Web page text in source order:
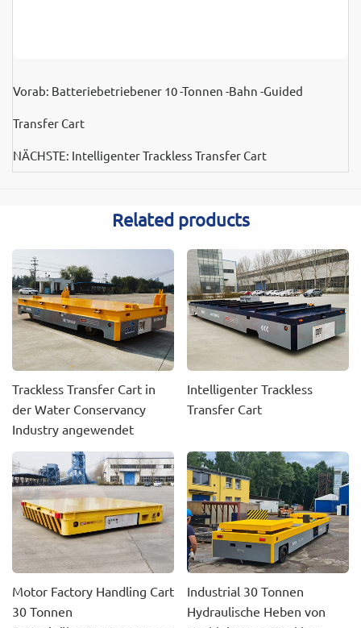
Vorab: Batteriebetriebener 10 -Tonnen -Bahn -Guided
Transfer Cart
NÄCHSTE: Intelligenter Trackless Transfer Cart
Related products
Trackless Transfer Cart in
der Water Conservancy
Industry angewendet
Intelligenter Trackless
Transfer Cart
Motor Factory Handling Cart
30 Tonnen
Industrial 30 Tonnen
Hydraulische Heben von